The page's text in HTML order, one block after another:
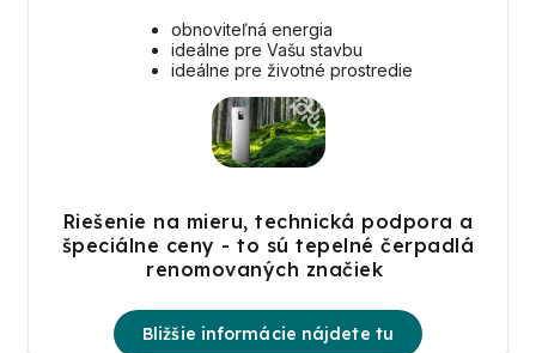
obnoviteľná energia
ideálne pre Vašu stavbu
ideálne pre životné prostredie
Riešenie na mieru, technická podpora a
špeciálne ceny - to sú tepelné čerpadlá
renomovaných značiek
Bližšie informácie nájdete tu